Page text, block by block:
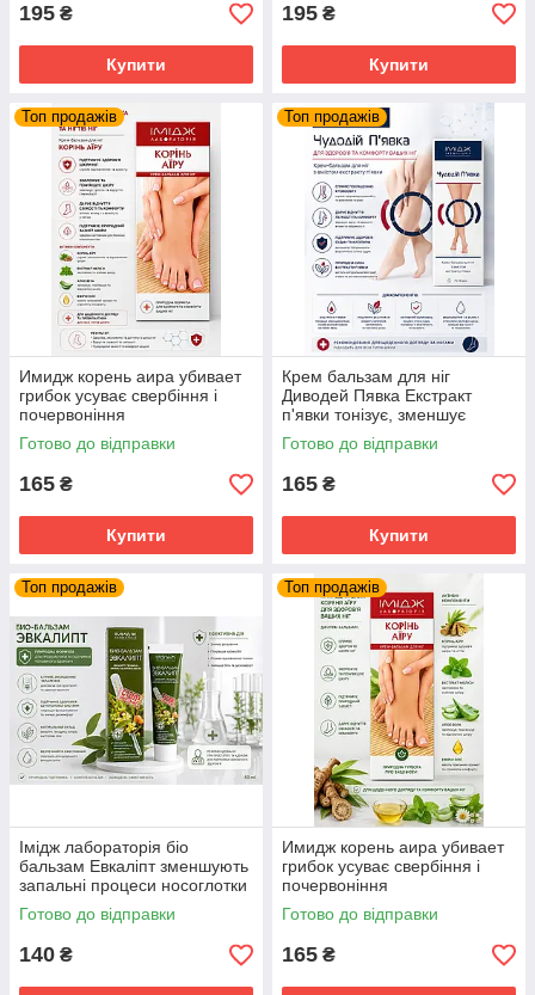
195 ₴
Купити
195 ₴
Купити
Топ продажів
Имидж корень аира убивает
грибок усуває свербіння і
почервоніння
Готово до відправки
165 ₴
Купити
Топ продажів
Крем бальзам для ніг
Диводей Пявка Екстракт
п'явки тонізує, зменшує
набряки, покращує кровообіг
Імідж
Готово до відправки
165 ₴
Купити
Топ продажів
Імідж лабораторія біо
бальзам Евкаліпт зменшують
запальні процеси носоглотки
Готово до відправки
140 ₴
Топ продажів
Имидж корень аира убивает
грибок усуває свербіння і
почервоніння
Готово до відправки
165 ₴